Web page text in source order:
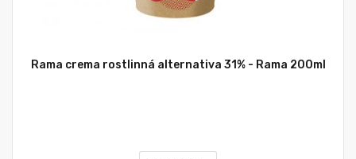
Rama crema rostlinná alternativa 31% - Rama 200ml